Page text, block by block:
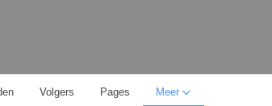
Volgers Pages Meer